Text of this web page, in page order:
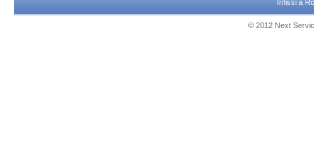
Infissi a
© 2012 Next